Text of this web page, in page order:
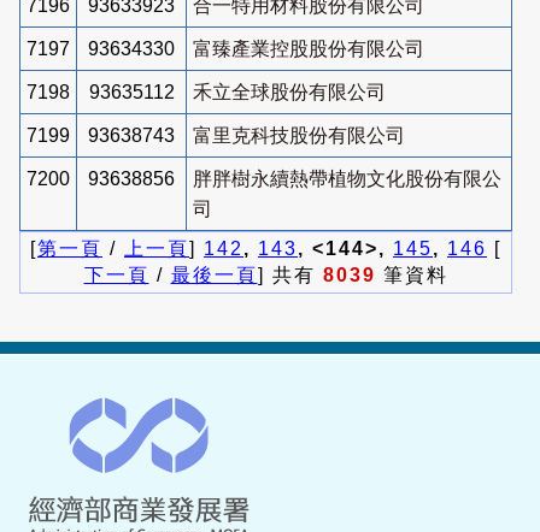
7196 93633923 合一特用材料股份有限公司
7197 93634330 富臻產業控股股份有限公司
7198 93635112 禾立全球股份有限公司
7199 93638743 富里克科技股份有限公司
7200 93638856
胖胖樹永續熱帶植物文化股份有限公
司
[第一頁 / 上一頁] 142 , 143, <144>, 145, 146 [
下一頁 / 最後一頁] 共有 8039 筆資料